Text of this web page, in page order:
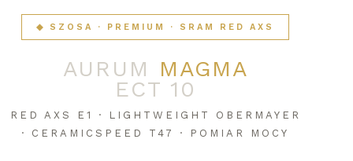
◆ SZOSA · PREMIUM · SRAM RED AXS
AURUM MAGMA
ECT 10
RED AXS E1 · LIGHTWEIGHT OBERMAYER
· CERAMICSPEED T47 · POMIAR MOCY